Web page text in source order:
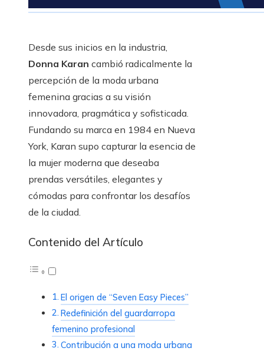
Desde sus inicios en la industria,
Donna Karan cambió radicalmente la
percepción de la moda urbana
femenina gracias a su visión
innovadora, pragmática y sofisticada.
Fundando su marca en 1984 en Nueva
York, Karan supo capturar la esencia de
la mujer moderna que deseaba
prendas versátiles, elegantes y
cómodas para confrontar los desafíos
de la ciudad.
Contenido del Artículo
El origen de “Seven Easy Pieces”
Redefinición del guardarropa
femenino profesional
Contribución a una moda urbana